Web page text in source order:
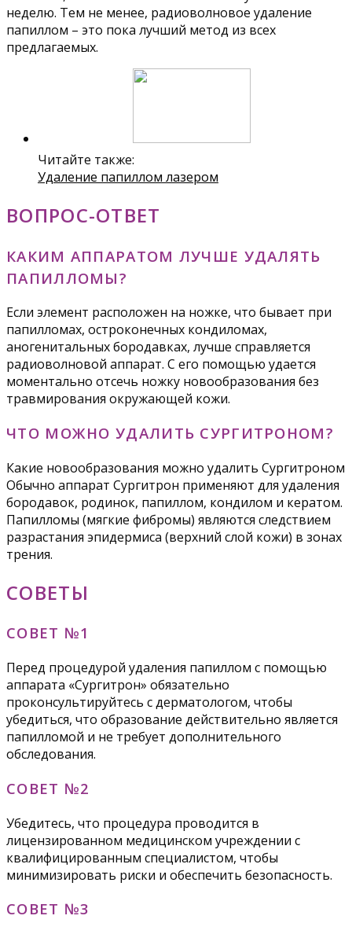
неделю. Тем не менее, радиоволновое удаление
папиллом – это пока лучший метод из всех
предлагаемых.
Читайте также:
Удаление папиллом лазером
ВОПРОС-ОТВЕТ
КАКИМ АППАРАТОМ ЛУЧШЕ УДАЛЯТЬ
ПАПИЛЛОМЫ?
Если элемент расположен на ножке, что бывает при
папилломах, остроконечных кондиломах,
аногенитальных бородавках, лучше справляется
радиоволновой аппарат. С его помощью удается
моментально отсечь ножку новообразования без
травмирования окружающей кожи.
ЧТО МОЖНО УДАЛИТЬ СУРГИТРОНОМ?
Какие новообразования можно удалить Сургитроном
Обычно аппарат Сургитрон применяют для удаления
бородавок, родинок, папиллом, кондилом и кератом.
Папилломы (мягкие фибромы) являются следствием
разрастания эпидермиса (верхний слой кожи) в зонах
трения.
СОВЕТЫ
СОВЕТ №1
Перед процедурой удаления папиллом с помощью
аппарата «Сургитрон» обязательно
проконсультируйтесь с дерматологом, чтобы
убедиться, что образование действительно является
папилломой и не требует дополнительного
обследования.
СОВЕТ №2
Убедитесь, что процедура проводится в
лицензированном медицинском учреждении с
квалифицированным специалистом, чтобы
минимизировать риски и обеспечить безопасность.
СОВЕТ №3